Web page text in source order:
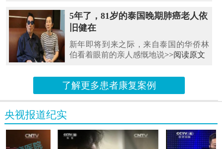
5年了，81岁的泰国晚期肺癌老人依
旧健在
新年即将到来之际，来自泰国的华侨林
伯看着眼前的亲人感慨地说>>阅读原文
了解更多患者康复案例
央视报道纪实